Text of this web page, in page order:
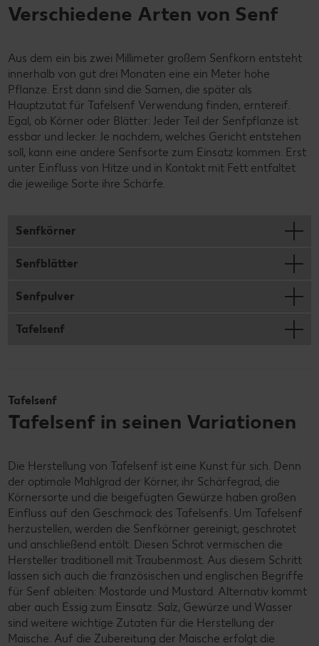
Verschiedene Arten von Senf
Aus dem ein bis zwei Millimeter großem Senfkorn entsteht
innerhalb von gut drei Monaten eine ein Meter hohe
Pflanze. Erst dann sind die Samen, die später als
Hauptzutat für Tafelsenf Verwendung finden, erntereif.
Egal, ob Körner oder Blätter: Jeder Teil der Senfpflanze ist
essbar und lecker. Je nachdem, welches Gericht entstehen
soll, kann eine andere Senfsorte zum Einsatz kommen. Erst
unter Einfluss von Hitze und in Kontakt mit Fett entfaltet
die jeweilige Sorte ihre Schärfe.
Senfkörner
Senfblätter
Senfpulver
Tafelsenf
Tafelsenf
Tafelsenf in seinen Variationen
Die Herstellung von Tafelsenf ist eine Kunst für sich. Denn
der optimale Mahlgrad der Körner, ihr Schärfegrad, die
Körnersorte und die beigefügten Gewürze haben großen
Einfluss auf den Geschmack des Tafelsenfs. Um Tafelsenf
herzustellen, werden die Senfkörner gereinigt, geschrotet
und anschließend entölt. Diesen Schrot vermischen die
Hersteller traditionell mit Traubenmost. Aus diesem Schritt
lassen sich auch die französischen und englischen Begriffe
für Senf ableiten: Mostarde und Mustard. Alternativ kommt
aber auch Essig zum Einsatz. Salz, Gewürze und Wasser
sind weitere wichtige Zutaten für die Herstellung der
Maische. Auf die Zubereitung der Maische erfolgt die